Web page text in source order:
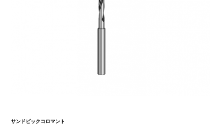
サンドビックコロマント